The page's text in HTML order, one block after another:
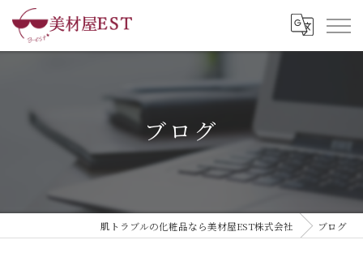
ブログ
肌トラブルの化粧品なら美材屋EST株式会社 ブログ